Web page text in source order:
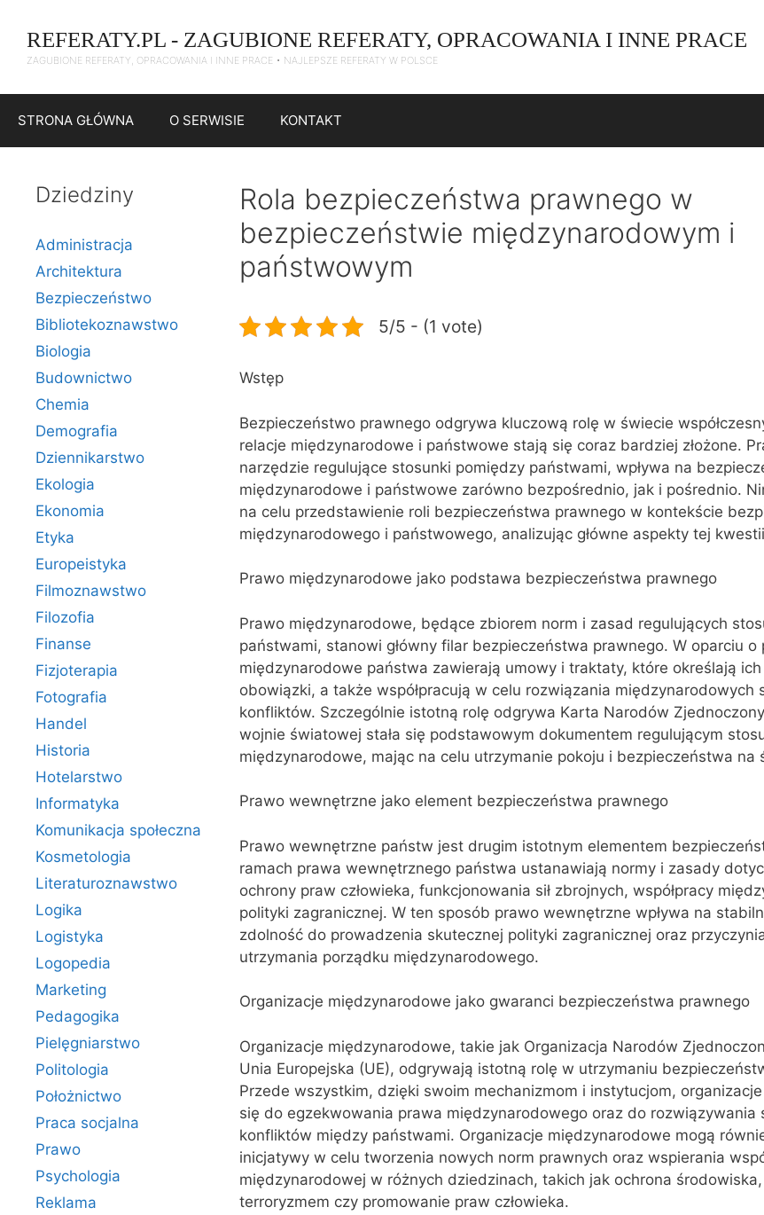
treści
REFERATY.PL - ZAGUBIONE REFERATY, OPRACOWANIA I INNE PRACE
ZAGUBIONE REFERATY, OPRACOWANIA I INNE PRACE • NAJLEPSZE REFERATY W POLSCE
STRONA GŁÓWNA O SERWISIE KONTAKT
Rola bezpieczeństwa prawnego w
bezpieczeństwie międzynarodowym i
państwowym
5/5 - (1 vote)
Wstęp
Bezpieczeństwo prawnego odgrywa kluczową rolę w świecie
relacje międzynarodowe i państwowe stają się coraz bardziej złożone.
narzędzie regulujące stosunki pomiędzy państwami, wpływa na
międzynarodowe i państwowe zarówno bezpośrednio, jak i pośrednio.
na celu przedstawienie roli bezpieczeństwa prawnego w kontekście
międzynarodowego i państwowego, analizując główne aspekty tej
Prawo międzynarodowe jako podstawa bezpieczeństwa prawnego
Prawo międzynarodowe, będące zbiorem norm i zasad regulujących
państwami, stanowi główny filar bezpieczeństwa prawnego. W oparciu o
międzynarodowe państwa zawierają umowy i traktaty, które określają
obowiązki, a także współpracują w celu rozwiązania międzynarodowych
konfliktów. Szczególnie istotną rolę odgrywa Karta Narodów
wojnie światowej stała się podstawowym dokumentem regulującym
międzynarodowe, mając na celu utrzymanie pokoju i bezpieczeństwa na
Prawo wewnętrzne jako element bezpieczeństwa prawnego
Prawo wewnętrzne państw jest drugim istotnym elementem
ramach prawa wewnętrznego państwa ustanawiają normy i zasady
ochrony praw człowieka, funkcjonowania sił zbrojnych, współpracy
polityki zagranicznej. W ten sposób prawo wewnętrzne wpływa na
zdolność do prowadzenia skutecznej polityki zagranicznej oraz
utrzymania porządku międzynarodowego.
Organizacje międzynarodowe jako gwaranci bezpieczeństwa prawnego
Organizacje międzynarodowe, takie jak Organizacja Narodów
Unia Europejska (UE), odgrywają istotną rolę w utrzymaniu
Przede wszystkim, dzięki swoim mechanizmom i instytucjom,
się do egzekwowania prawa międzynarodowego oraz do rozwiązywania
konfliktów między państwami. Organizacje międzynarodowe mogą
inicjatywy w celu tworzenia nowych norm prawnych oraz wspierania
międzynarodowej w różnych dziedzinach, takich jak ochrona
terroryzmem czy promowanie praw człowieka.
Dziedziny
Administracja
Architektura
Bezpieczeństwo
Bibliotekoznawstwo
Biologia
Budownictwo
Chemia
Demografia
Dziennikarstwo
Ekologia
Ekonomia
Etyka
Europeistyka
Filmoznawstwo
Filozofia
Finanse
Fizjoterapia
Fotografia
Handel
Historia
Hotelarstwo
Informatyka
Komunikacja społeczna
Kosmetologia
Literaturoznawstwo
Logika
Logistyka
Logopedia
Marketing
Pedagogika
Pielęgniarstwo
Politologia
Położnictwo
Praca socjalna
Prawo
Psychologia
Reklama